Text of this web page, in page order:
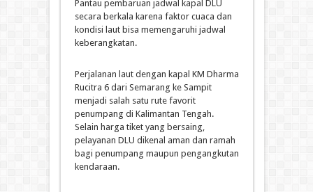
Pantau pembaruan jadwal kapal DLU
secara berkala karena faktor cuaca dan
kondisi laut bisa memengaruhi jadwal
keberangkatan.
Perjalanan laut dengan kapal KM Dharma
Rucitra 6 dari Semarang ke Sampit
menjadi salah satu rute favorit
penumpang di Kalimantan Tengah.
Selain harga tiket yang bersaing,
pelayanan DLU dikenal aman dan ramah
bagi penumpang maupun pengangkutan
kendaraan.